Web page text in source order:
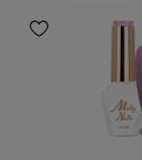
Cliquez